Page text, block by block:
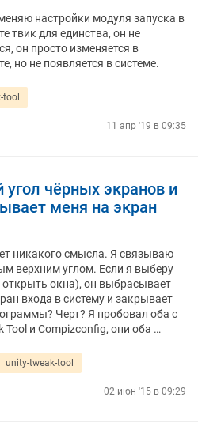
настройки модуля запуска в
твик для единства, он не
он просто изменяется в
но не появляется в системе.
tool
11 апр '19 в 09:35
угол чёрных экранов и
меня на экран
никакого смысла. Я связываю
верхним углом. Если я выберу
открыть окна), он выбрасывает
входа в систему и закрывает
Черт? Я пробовал оба с
Tool и Compizconfig, они оба …
unity-tweak-tool
02 июн '15 в 09:29